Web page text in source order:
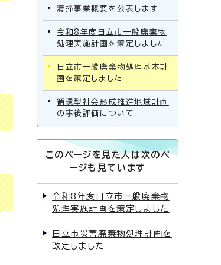
清掃事業概要を公表します
令和8年度日立市一般廃棄物
処理実施計画を策定しました
日立市一般廃棄物処理基本計
画を策定しました
循環型社会形成推進地域計画
の事後評価について
このページを見た人は次のペ
ージも見ています
令和8年度日立市一般廃棄物
処理実施計画を策定しました
日立市災害廃棄物処理計画を
改定しました